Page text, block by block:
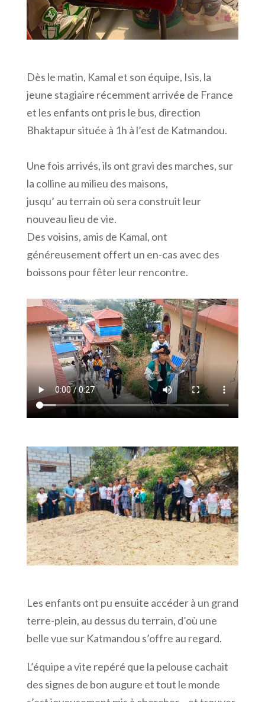
Dès le matin, Kamal et son équipe, Isis, la
jeune stagiaire récemment arrivée de France
et les enfants ont pris le bus, direction
Bhaktapur située à 1h à l’est de Katmandou.
Une fois arrivés, ils ont gravi des marches, sur
la colline au milieu des maisons,
jusqu’ au terrain où sera construit leur
nouveau lieu de vie.
Des voisins, amis de Kamal, ont
généreusement offert un en-cas avec des
boissons pour fêter leur rencontre.
Les enfants ont pu ensuite accéder à un grand
terre-plein, au dessus du terrain, d’où une
belle vue sur Katmandou s’offre au regard.
L’équipe a vite repéré que la pelouse cachait
des signes de bon augure et tout le monde